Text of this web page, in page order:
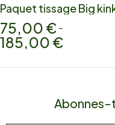
Paquet tissage Big
75,00 € –
185,00 €
Abonnes-